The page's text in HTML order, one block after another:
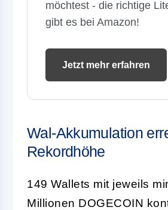
möchtest - die richtige
gibt es bei Amazon!
Jetzt mehr erfahren
Wal-Akkumulation
Rekordhöhe
149 Wallets mit jeweils
Millionen DOGECOIN